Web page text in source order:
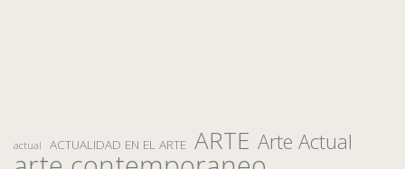
actual ACTUALIDAD EN EL ARTE ARTE Arte Actual